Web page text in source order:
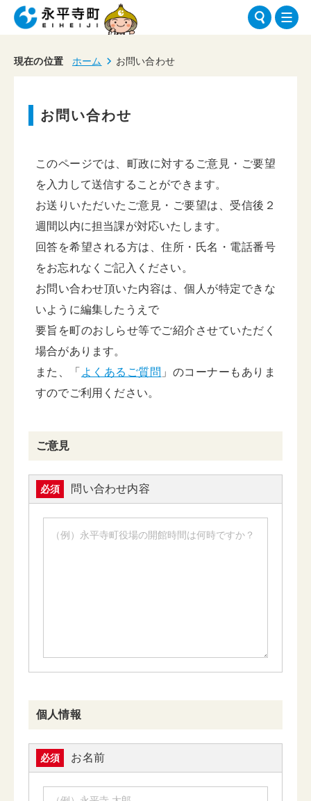
現在の位置 ホーム お問い合わせ
お問い合わせ
このページでは、町政に対するご意見・ご要望
を入力して送信することができます。
お送りいただいたご意見・ご要望は、受信後２
週間以内に担当課が対応いたします。
回答を希望される方は、住所・氏名・電話番号
をお忘れなくご記入ください。
お問い合わせ頂いた内容は、個人が特定できな
いように編集したうえで
要旨を町のおしらせ等でご紹介させていただく
場合があります。
また、「 よくあるご質問 」のコーナーもありま
すのでご利用ください。
ご意見
必須 問い合わせ内容
個人情報
必須 お名前